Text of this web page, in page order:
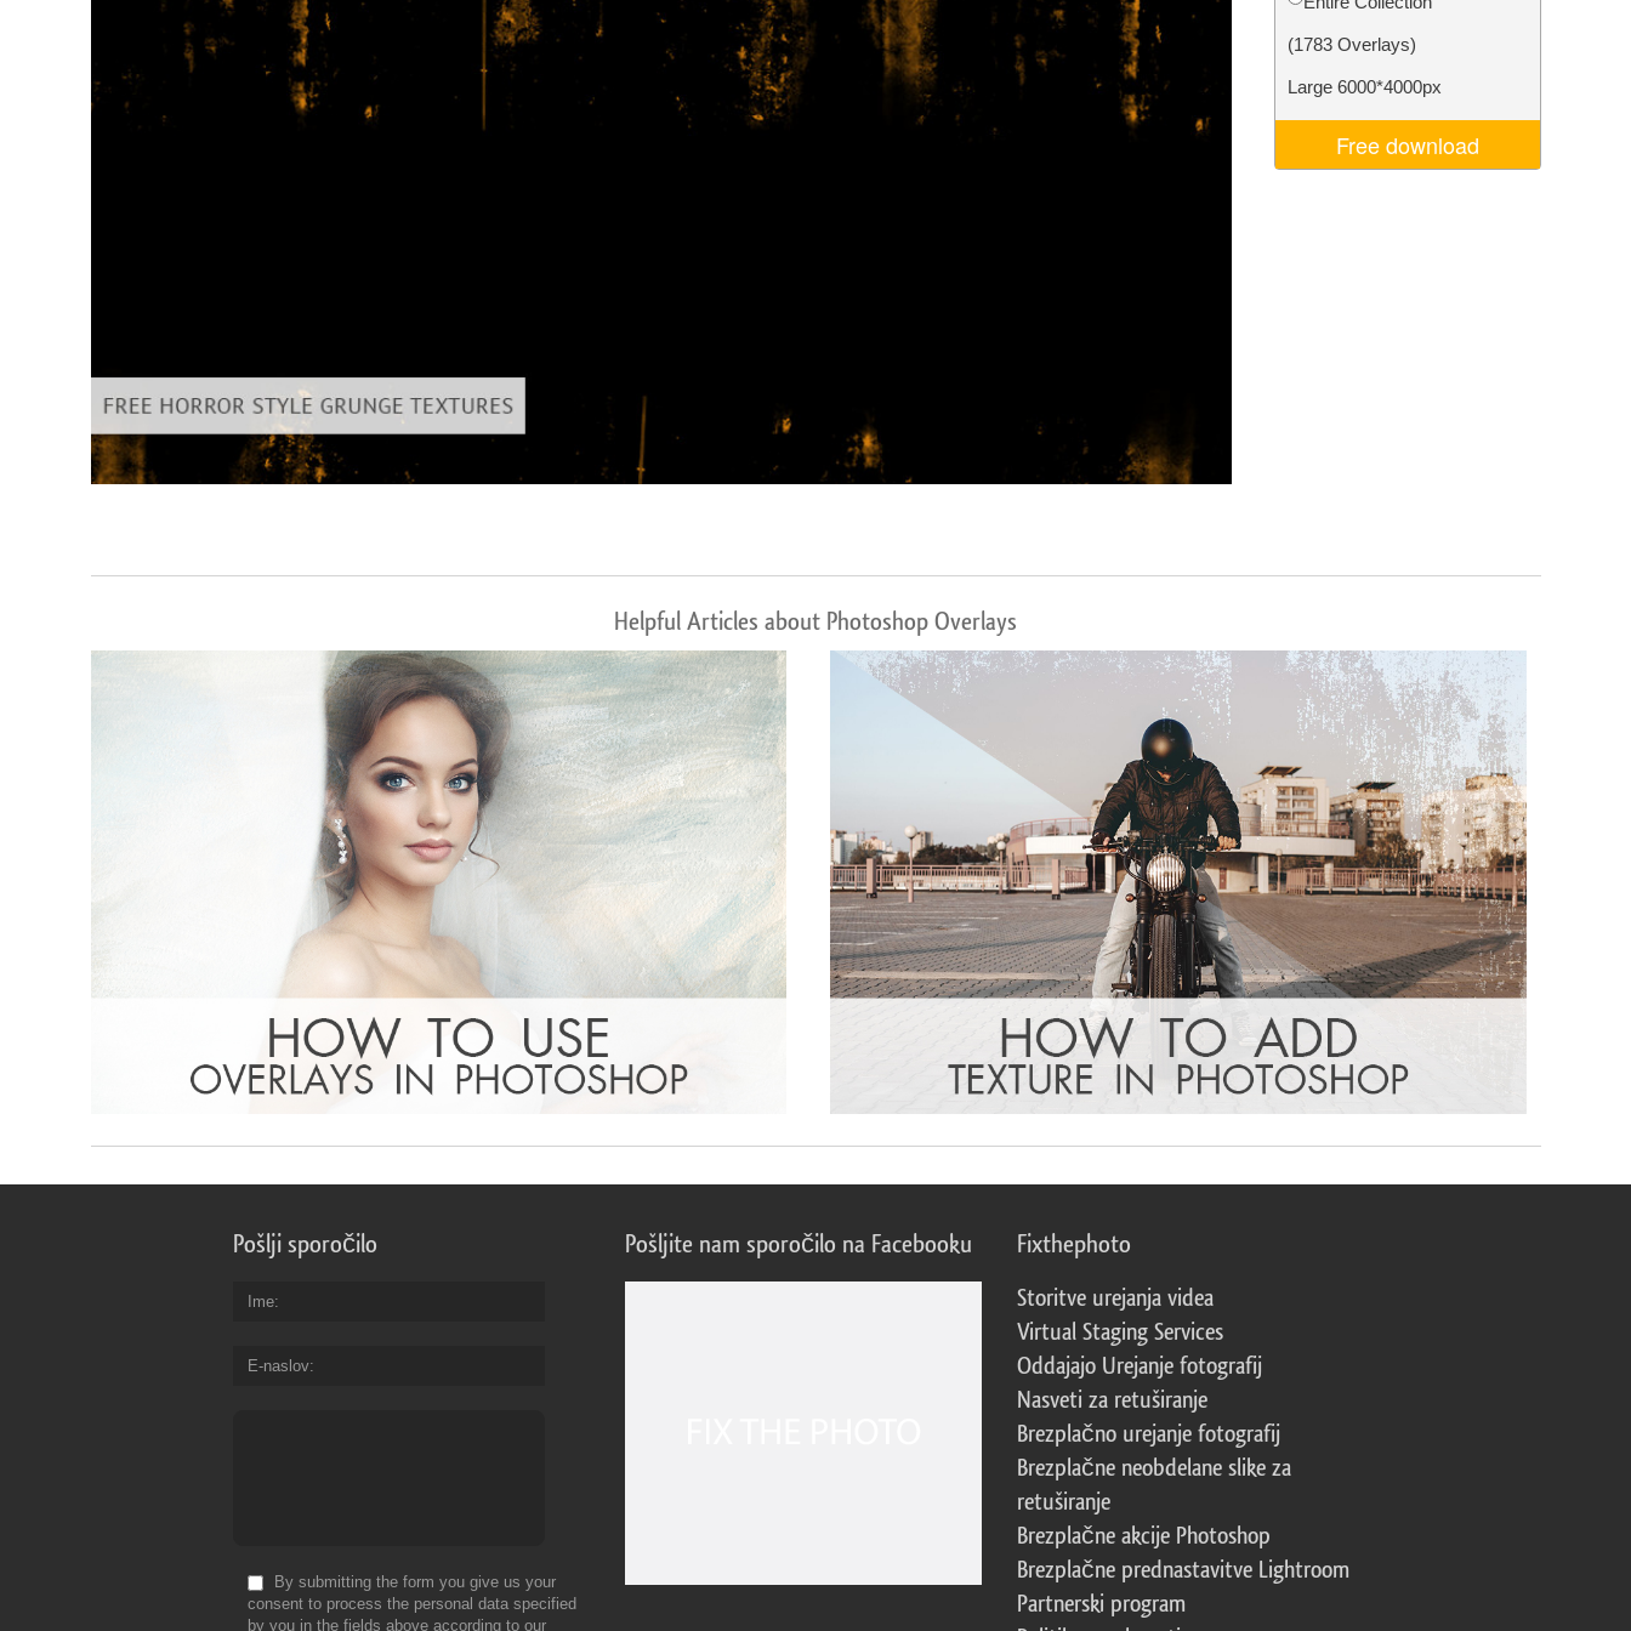
Urejanje fotografij izdelka Urejanje fotografij nakita Podatki za usposabljanje AI
(1783 Overlays)
Large 6000*4000px
Free download
Helpful Articles about Photoshop Overlays
Pošlji sporočilo
Ime
E-naslov
By submitting the form you give us your
consent to process the personal data specified
by you in the fields above according to our
Pošljite nam sporočilo na Facebooku Fixthephoto
Storitve urejanja videa
Virtual Staging Services
Oddajajo Urejanje fotografij
Nasveti za retuširanje
Brezplačno urejanje fotografij
Brezplačne neobdelane slike za
retuširanje
Brezplačne akcije Photoshop
Brezplačne prednastavitve Lightroom
Partnerski program